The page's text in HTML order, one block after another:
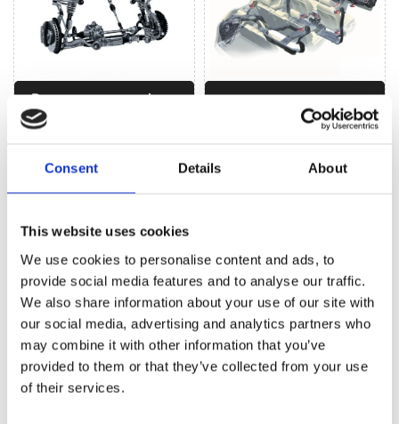
Consent Details About
This website uses cookies
We use cookies to personalise content and ads, to
provide social media features and to analyse our traffic.
We also share information about your use of our site with
our social media, advertising and analytics partners who
may combine it with other information that you’ve
provided to them or that they’ve collected from your use
of their services.
Рульове управління
Кліматизація (1)
РУЛЬОВЕ УПРАВЛІННЯ ДЛЯ